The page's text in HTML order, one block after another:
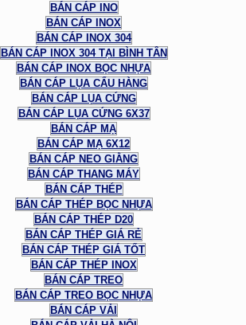
BÁN CÁP INO
BÁN CÁP INOX
BÁN CÁP INOX 304
BÁN CÁP INOX 304 TẠI BÌNH TÂN
BÁN CÁP INOX BỌC NHỰA
BÁN CÁP LỤA CẨU HÀNG
BÁN CÁP LỤA CỨNG
BÁN CÁP LỤA CỨNG 6X37
BÁN CÁP MẠ
BÁN CÁP MẠ 6X12
BÁN CÁP NEO GIẰNG
BÁN CÁP THANG MÁY
BÁN CÁP THÉP
BÁN CÁP THÉP BỌC NHỰA
BÁN CÁP THÉP D20
BÁN CÁP THÉP GIÁ RẺ
BÁN CÁP THÉP GIÁ TỐT
BÁN CÁP THÉP INOX
BÁN CÁP TREO
BÁN CÁP TREO BỌC NHỰA
BÁN CÁP VẢI